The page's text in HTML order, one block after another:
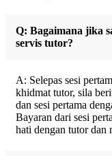
Q: Bagaimana jika
servis tutor?
A: Selepas sesi
khidmat tutor, sila
dan sesi pertama
Bayaran dari sesi
hati dengan tutor dan